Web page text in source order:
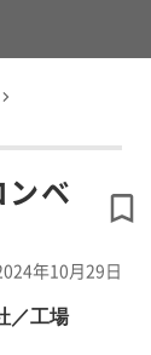
ベ
年10月29日
／工場